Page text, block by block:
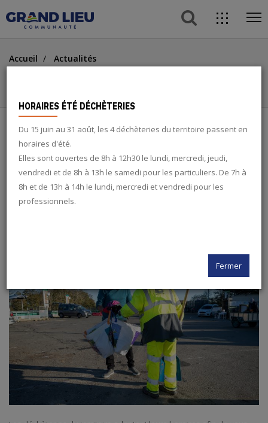
au
au
button
direct
ACCÈS DIRECTS
button
search
twitter
HORAIRES ÉTÉ DÉCHÈTERIES
Du 15 juin au 31 août, les 4 déchèteries du territoire passent en
horaires d'été.
Elles sont ouvertes de 8h à 12h30 le lundi, mercredi, jeudi,
vendredi et de 8h à 13h le samedi pour les particuliers. De 7h à
8h et de 13h à 14h le lundi, mercredi et vendredi pour les
professionnels.
Fermer
Accueil
Actualités
DU 15 JUIN AU 31 AOÛT, LES 4
DÉCHÈTERIES PASSENT EN
HORAIRES D'ÉTÉ